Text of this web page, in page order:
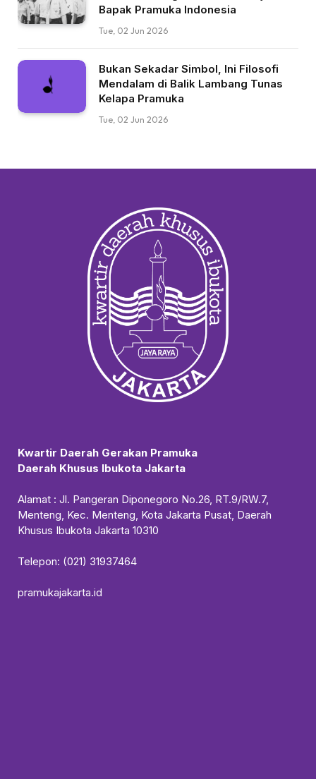
Bapak Pramuka Indonesia
Tue, 02 Jun 2026
Bukan Sekadar Simbol, Ini Filosofi
Mendalam di Balik Lambang Tunas
Kelapa Pramuka
Tue, 02 Jun 2026
Kwartir Daerah Gerakan Pramuka
Daerah Khusus Ibukota Jakarta
Alamat : Jl. Pangeran Diponegoro No.26, RT.9/RW.7,
Menteng, Kec. Menteng, Kota Jakarta Pusat, Daerah
Khusus Ibukota Jakarta 10310
Telepon: (021) 31937464
pramukajakarta.id